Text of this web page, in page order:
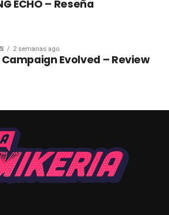
ECHO – Reseña
2 semanas ago
Campaign Evolved – Review